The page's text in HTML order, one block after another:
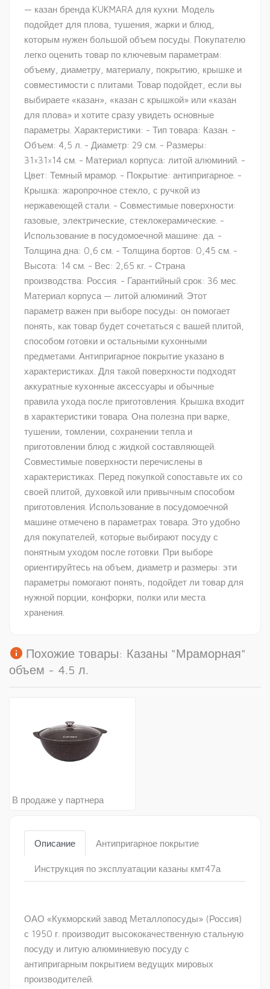
— казан бренда KUKMARA для кухни. Модель
подойдет для плова, тушения, жарки и блюд,
которым нужен большой объем посуды. Покупателю
легко оценить товар по ключевым параметрам:
объему, диаметру, материалу, покрытию, крышке и
совместимости с плитами. Товар подойдет, если вы
выбираете «казан», «казан с крышкой» или «казан
для плова» и хотите сразу увидеть основные
параметры. Характеристики: - Тип товара: Казан. -
Объем: 4,5 л. - Диаметр: 29 см. - Размеры:
31×31×14 см. - Материал корпуса: литой алюминий. -
Цвет: Темный мрамор. - Покрытие: антипригарное. -
Крышка: жаропрочное стекло, с ручкой из
нержавеющей стали. - Совместимые поверхности:
газовые, электрические, стеклокерамические. -
Использование в посудомоечной машине: да. -
Толщина дна: 0,6 см. - Толщина бортов: 0,45 см. -
Высота: 14 см. - Вес: 2,65 кг. - Страна
производства: Россия. - Гарантийный срок: 36 мес.
Материал корпуса — литой алюминий. Этот
параметр важен при выборе посуды: он помогает
понять, как товар будет сочетаться с вашей плитой,
способом готовки и остальными кухонными
предметами. Антипригарное покрытие указано в
характеристиках. Для такой поверхности подходят
аккуратные кухонные аксессуары и обычные
правила ухода после приготовления. Крышка входит
в характеристики товара. Она полезна при варке,
тушении, томлении, сохранении тепла и
приготовлении блюд с жидкой составляющей.
Совместимые поверхности перечислены в
характеристиках. Перед покупкой сопоставьте их со
своей плитой, духовкой или привычным способом
приготовления. Использование в посудомоечной
машине отмечено в параметрах товара. Это удобно
для покупателей, которые выбирают посуду с
понятным уходом после готовки. При выборе
ориентируйтесь на объем, диаметр и размеры: эти
параметры помогают понять, подойдет ли товар для
нужной порции, конфорки, полки или места
хранения.
info Похожие товары: Казаны "Мраморная"
объем - 4.5 л.
В продаже у партнера
Описание Антипригарное покрытие
Инструкция по эксплуатации казаны кмт47а
ОАО «Кукморский завод Металлопосуды» (Россия)
с 1950 г. производит высококачественную стальную
посуду и литую алюминиевую посуду с
антипригарным покрытием ведущих мировых
производителей.